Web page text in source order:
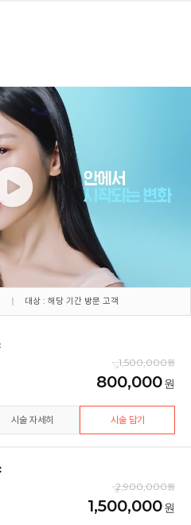
대상 : 해당 기간 방문 고객
1,500,000
800,000
시술 자세히 시술 담기
2,900,000
1,500,000